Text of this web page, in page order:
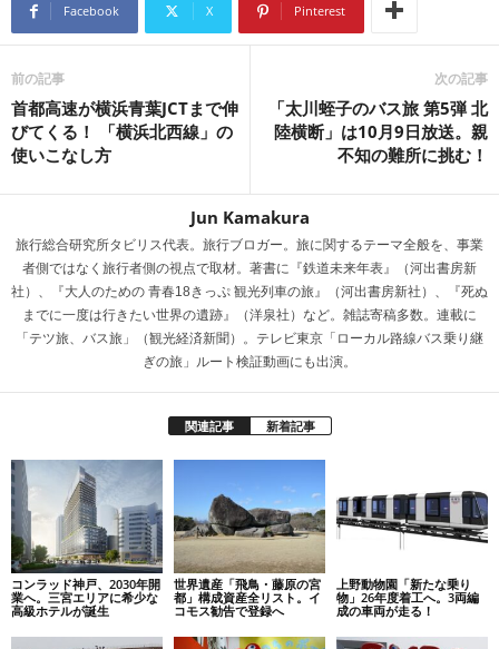
n
a
d
Facebook X Pinterest
前の記事
首都高速が横浜青葉JCTまで伸
びてくる！ 「横浜北西線」の
使いこなし方
次の記事
「太川蛭子のバス旅 第5弾 北
陸横断」は10月9日放送。親
不知の難所に挑む！
Jun Kamakura
旅行総合研究所タビリス代表。旅行ブロガー。旅に関するテーマ全般を、事業
者側ではなく旅行者側の視点で取材。著書に『鉄道未来年表』（河出書房新
社）、『大人のための 青春18きっぷ 観光列車の旅』（河出書房新社）、『死ぬ
までに一度は行きたい世界の遺跡』（洋泉社）など。雑誌寄稿多数。連載に
「テツ旅、バス旅」（観光経済新聞）。テレビ東京「ローカル路線バス乗り継
ぎの旅」ルート検証動画にも出演。
関連記事 新着記事
コンラッド神戸、2030年開
業へ。三宮エリアに希少な
高級ホテルが誕生
世界遺産「飛鳥・藤原の宮
都」構成資産全リスト。イ
コモス勧告で登録へ
上野動物園「新たな乗り
物」26年度着工へ。3両編
成の車両が走る！